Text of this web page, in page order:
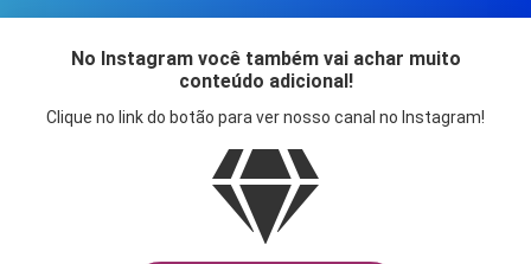
No Instagram você também vai achar muito
conteúdo adicional!
Clique no link do botão para ver nosso canal no Instagram!